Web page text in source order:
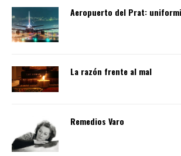
Aeropuerto del Prat:
La razón frente al mal
Remedios Varo